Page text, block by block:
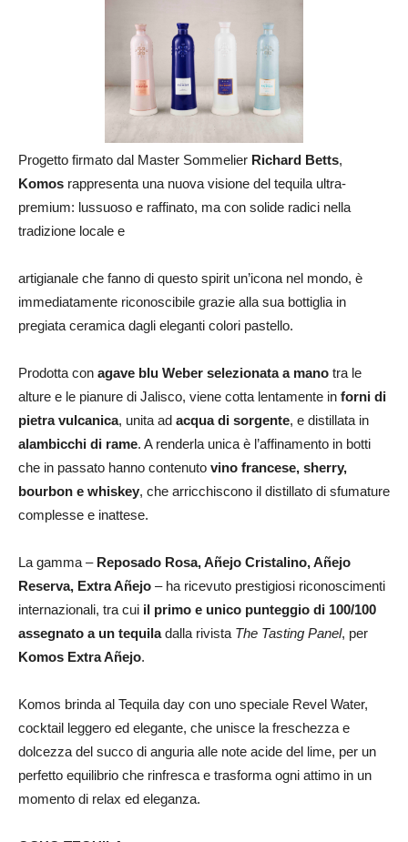
Progetto firmato dal Master Sommelier Richard Betts,
Komos rappresenta una nuova visione del tequila ultra-
premium: lussuoso e raffinato, ma con solide radici nella
tradizione locale e
artigianale che fanno di questo spirit un’icona nel mondo, è
immediatamente riconoscibile grazie alla sua bottiglia in
pregiata ceramica dagli eleganti colori pastello.
Prodotta con agave blu Weber selezionata a mano tra le
alture e le pianure di Jalisco, viene cotta lentamente in forni di
pietra vulcanica, unita ad acqua di sorgente, e distillata in
alambicchi di rame. A renderla unica è l’affinamento in botti
che in passato hanno contenuto vino francese, sherry,
bourbon e whiskey, che arricchiscono il distillato di sfumature
complesse e inattese.
La gamma – Reposado Rosa, Añejo Cristalino, Añejo
Reserva, Extra Añejo – ha ricevuto prestigiosi riconoscimenti
internazionali, tra cui il primo e unico punteggio di 100/100
assegnato a un tequiladalla rivista The Tasting Panel, per
Komos Extra Añejo.
Komos brinda al Tequila day con uno speciale Revel Water,
cocktail leggero ed elegante, che unisce la freschezza e
dolcezza del succo di anguria alle note acide del lime, per un
perfetto equilibrio che rinfresca e trasforma ogni attimo in un
momento di relax ed eleganza.